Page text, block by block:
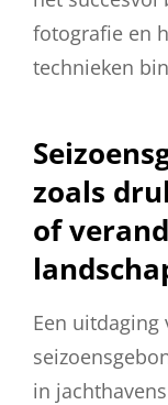
fotografie en
technieken
zoals
of
Een
in